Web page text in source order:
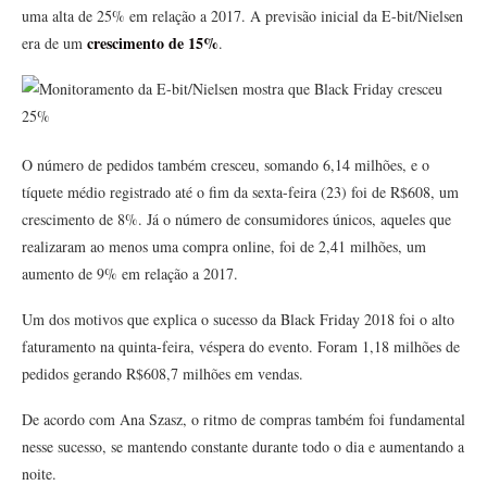
uma alta de 25% em relação a 2017. A previsão inicial da E-bit/Nielsen
era de um crescimento de 15%.
O número de pedidos também cresceu, somando 6,14 milhões, e o
tíquete médio registrado até o fim da sexta-feira (23) foi de R$608, um
crescimento de 8%. Já o número de consumidores únicos, aqueles que
realizaram ao menos uma compra online, foi de 2,41 milhões, um
aumento de 9% em relação a 2017.
Um dos motivos que explica o sucesso da Black Friday 2018 foi o alto
faturamento na quinta-feira, véspera do evento. Foram 1,18 milhões de
pedidos gerando R$608,7 milhões em vendas.
De acordo com Ana Szasz, o ritmo de compras também foi fundamental
nesse sucesso, se mantendo constante durante todo o dia e aumentando a
noite.